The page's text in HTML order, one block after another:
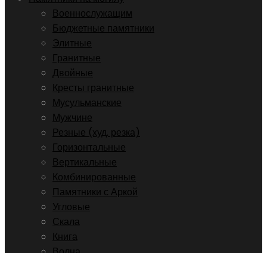
Военнослужащим
Бюджетные памятники
Элитные
Гранитные
Двойные
Кресты гранитные
Мусульманские
Мужчине
Резные (худ. резка)
Горизонтальные
Вертикальные
Комбинированные
Памятники с Аркой
Угловые
Скала
Книга